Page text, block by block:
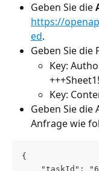
Geben Sie die
https://
ed.
Geben Sie die
Key:
Key:
Geben Sie
Anfrage wie
{
"taskId":